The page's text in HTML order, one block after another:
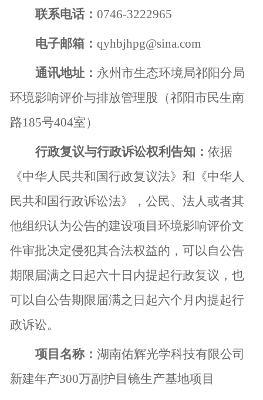
联系电话： 0746-3222965
电子邮箱： qyhbjhpg@sina.com
通讯地址： 永州市生态环境局祁阳分局
环境影响评价与排放管理股（祁阳市民生南
路185号404室）
行政复议与行政诉讼权利告知： 依据
《中华人民共和国行政复议法》和《中华人
民共和国行政诉讼法》，公民、法人或者其
他组织认为公告的建设项目环境影响评价文
件审批决定侵犯其合法权益的，可以自公告
期限届满之日起六十日内提起行政复议，也
可以自公告期限届满之日起六个月内提起行
政诉讼。
项目名称： 湖南佑辉光学科技有限公司
新建年产300万副护目镜生产基地项目